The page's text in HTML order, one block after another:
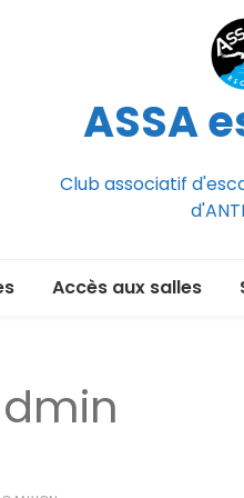
ASSA
Club associatif
Section Montagne
FFCAM)
Accès aux salles